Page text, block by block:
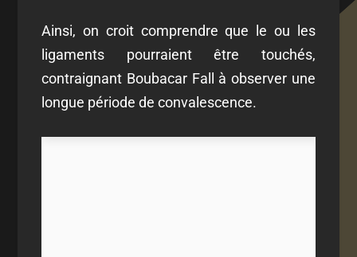
Ainsi, on croit comprendre que le ou les
ligaments pourraient être touchés,
contraignant Boubacar Fall à observer une
longue période de convalescence.